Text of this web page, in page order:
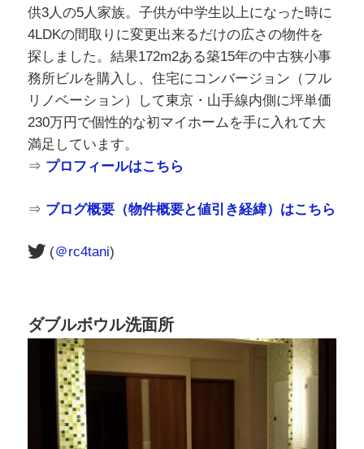
供3人の5人家族。子供が中学生以上になった時に
4LDKの間取りに変更出来るだけの広さの物件を
探しました。結果172m2ある築15年の中古狭小事
務所ビルを購入し、住宅にコンバージョン（フル
リノベーション）して東京・山手線内側に坪単価
230万円で個性的な初マイホームを手に入れて大
満足しています。
⇒ プロフィールはこちら
⇒ ブログ概要（物件概要と値引き経緯）はこちら
(＠rc4tani)
ダブルボウル洗面所